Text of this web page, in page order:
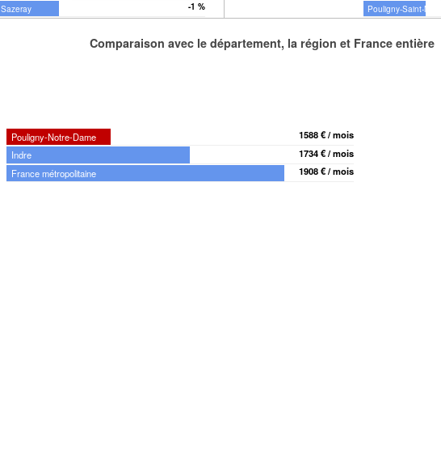
Sazeray -1 % Pouligny-Saint-Martin
Comparaison avec le département, la région et France entière
Pouligny-Notre-Dame
1588 € / mois
Indre
1734 € / mois
France métropolitaine
1908 € / mois